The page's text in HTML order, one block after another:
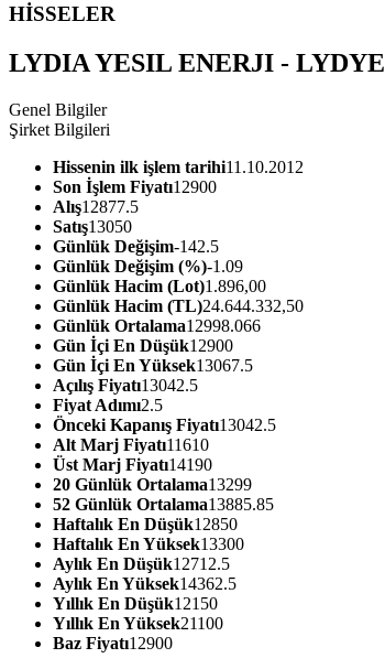
HİSSELER
LYDIA YESIL ENERJI - LYDYE
Genel Bilgiler
Şirket Bilgileri
Hissenin ilk işlem tarihi11.10.2012
Son İşlem Fiyatı12900
Alış12877.5
Satış13050
Günlük Değişim-142.5
Günlük Değişim (%)-1.09
Günlük Hacim (Lot)1.896,00
Günlük Hacim (TL)24.644.332,50
Günlük Ortalama12998.066
Gün İçi En Düşük12900
Gün İçi En Yüksek13067.5
Açılış Fiyatı13042.5
Fiyat Adımı2.5
Önceki Kapanış Fiyatı13042.5
Alt Marj Fiyatı11610
Üst Marj Fiyatı14190
20 Günlük Ortalama13299
52 Günlük Ortalama13885.85
Haftalık En Düşük12850
Haftalık En Yüksek13300
Aylık En Düşük12712.5
Aylık En Yüksek14362.5
Yıllık En Düşük12150
Yıllık En Yüksek21100
Baz Fiyatı12900